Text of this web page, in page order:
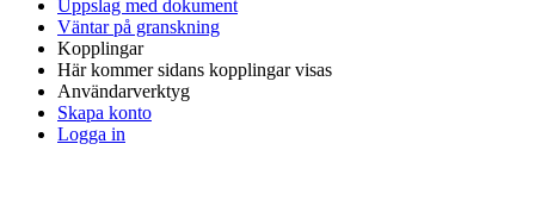
Uppslag med dokument
Väntar på granskning
Kopplingar
Här kommer sidans kopplingar visas
Användarverktyg
Skapa konto
Logga in